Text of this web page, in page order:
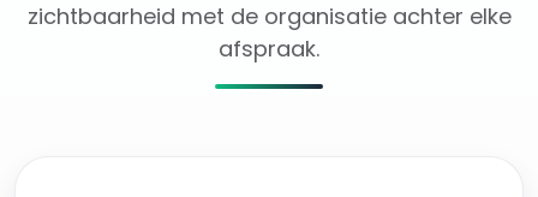
zichtbaarheid met de organisatie achter elke
afspraak.